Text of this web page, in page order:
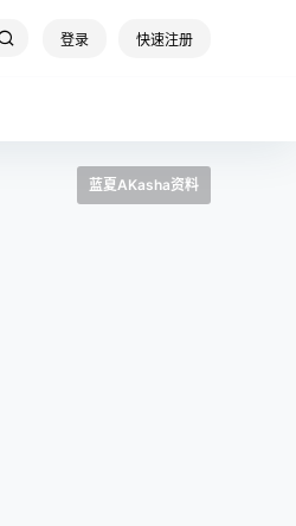
登录 快速注册
蓝夏AKasha资料